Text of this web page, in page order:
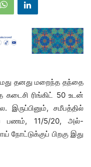
தனது மறைந்த தந்தை
கடைசி ரிங்கிட் 50 உடன்
சமீபத்தில்
பணம், 11/5/20, அல்-
நோட்டுக்குப் பிறகு இது